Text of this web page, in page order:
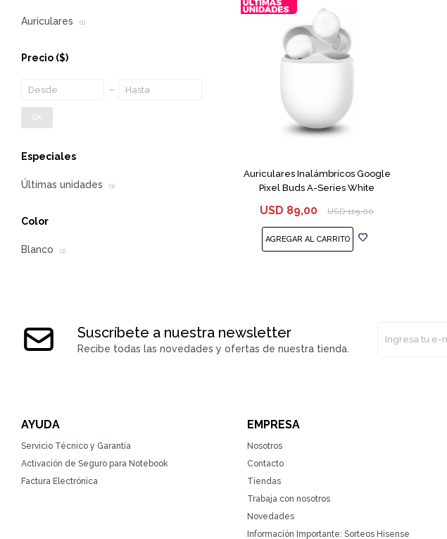
Auriculares Inalámbricos Google
Pixel Buds A-Series White
USD 89,00 USD 119,00
Auriculares (1)
Precio ($)
OK
Especiales
Últimas unidades (1)
Color
Blanco (1)
Suscríbete a nuestra newsletter
Recibe todas las novedades y ofertas de nuestra tienda.
AYUDA
Servicio Técnico y Garantía
Activación de Seguro para Notebook
Factura Electrónica
EMPRESA
Nosotros
Contacto
Tiendas
Trabaja con nosotros
Novedades
Información Importante: Sorteos Hisense